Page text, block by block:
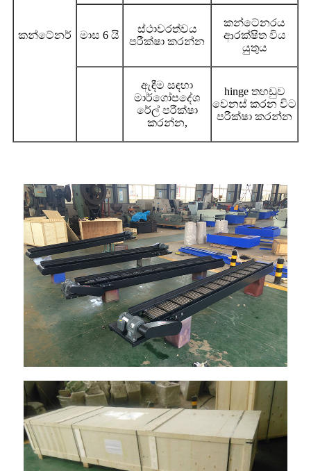
කන්ටේනර් මාස 6 යි
ස්ථාවරත්වය
පරීක්ෂා කරන්න
කන්ටේනරය
ආරක්ෂිත විය
යුතුය
ඇඳීම සඳහා
මාර්ගෝපදේශ
රේල් පරීක්ෂා
කරන්න,
hinge තහඩුව
වෙනස් කරන විට
පරීක්ෂා කරන්න